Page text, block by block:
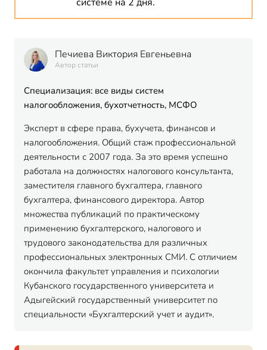
Печиева Виктория Евгеньевна
Автор статьи
Специализация: все виды систем
налогообложения, бухотчетность, МСФО
Эксперт в сфере права, бухучета, финансов и
налогообложения. Общий стаж профессиональной
деятельности с 2007 года. За это время успешно
работала на должностях налогового консультанта,
заместителя главного бухгалтера, главного
бухгалтера, финансового директора. Автор
множества публикаций по практическому
применению бухгалтерского, налогового и
трудового законодательства для различных
профессиональных электронных СМИ. С отличием
окончила факультет управления и психологии
Кубанского государственного университета и
Адыгейский государственный университет по
специальности «Бухгалтерский учет и аудит».